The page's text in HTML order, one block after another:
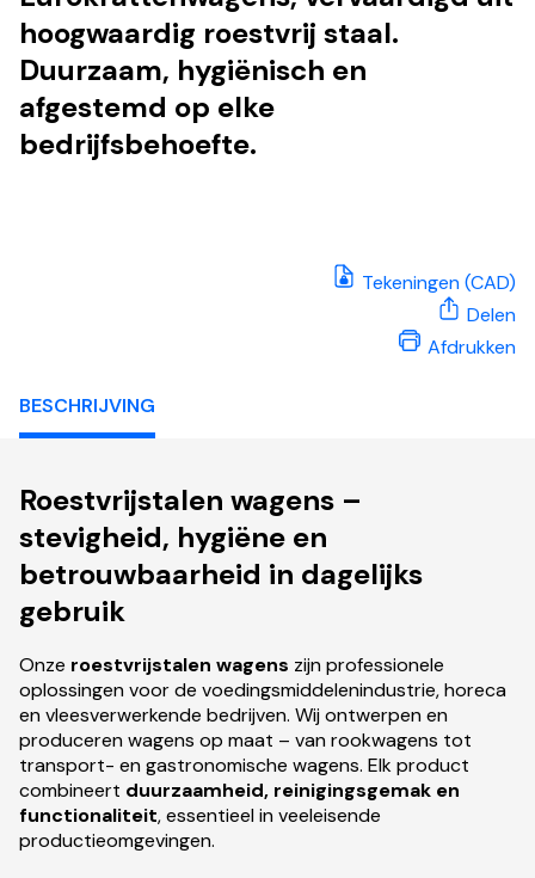
hoogwaardig roestvrij staal.
Duurzaam, hygiënisch en
afgestemd op elke
bedrijfsbehoefte.
Tekeningen (CAD)
Delen
Afdrukken
BESCHRIJVING
Roestvrijstalen wagens –
stevigheid, hygiëne en
betrouwbaarheid in dagelijks
gebruik
Onze roestvrijstalen wagens zijn professionele
oplossingen voor de voedingsmiddelenindustrie, horeca
en vleesverwerkende bedrijven. Wij ontwerpen en
produceren wagens op maat – van rookwagens tot
transport- en gastronomische wagens. Elk product
combineert duurzaamheid, reinigingsgemak en
functionaliteit, essentieel in veeleisende
productieomgevingen.